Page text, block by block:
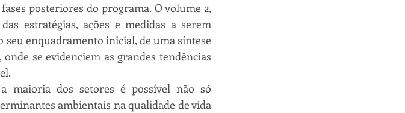
posteriores do programa. O volume 2,
estratégias, ações e medidas a serem
seu enquadramento inicial, de uma síntese
se evidenciem as grandes tendências
maioria dos setores é possível não só
ambientais na qualidade de vida